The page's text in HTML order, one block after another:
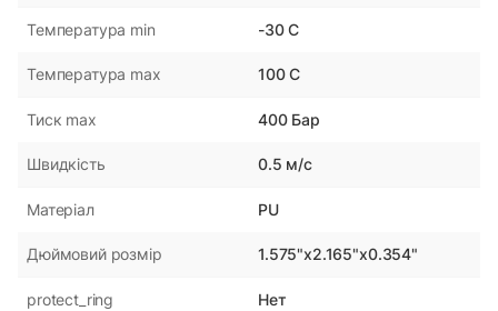
Температура min -30 С
Температура max 100 С
Тиск max 400 Бар
Швидкість 0.5 м/с
Матеріал PU
Дюймовий розмір 1.575"x2.165"x0.354"
protect_ring Нет